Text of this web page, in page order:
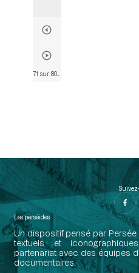
Les perséides
Un dispositif pensé par
textuels et
partenariat avec des équipes
documentaires.